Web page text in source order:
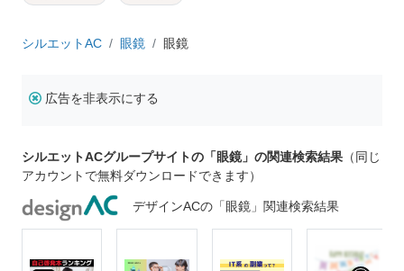
シルエットAC 眼鏡 眼鏡
広告を非表示にする
シルエットACグループサイトの「眼鏡」の関連検索結果 （同じ
アカウントで無料ダウンロードできます）
デザインACの「眼鏡」関連検索結果